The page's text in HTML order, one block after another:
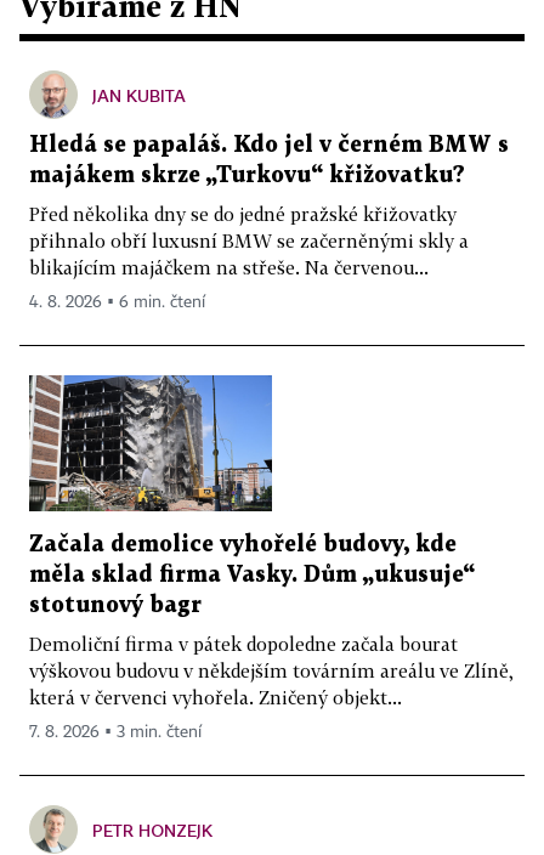
JAN KUBITA
Hledá se papaláš. Kdo jel v černém BMW s
majákem skrze „Turkovu“ křižovatku?
Před několika dny se do jedné pražské křižovatky
přihnalo obří luxusní BMW se začerněnými skly a
blikajícím majáčkem na střeše. Na červenou...
4. 8. 2026 ▪ 6 min. čtení
Začala demolice vyhořelé budovy, kde
měla sklad firma Vasky. Dům „ukusuje“
stotunový bagr
Demoliční firma v pátek dopoledne začala bourat
výškovou budovu v někdejším továrním areálu ve Zlíně,
která v červenci vyhořela. Zničený objekt...
7. 8. 2026 ▪ 3 min. čtení
PETR HONZEJK